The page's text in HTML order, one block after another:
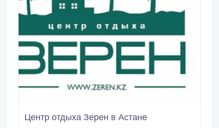
Центр отдыха Зерен в Астане